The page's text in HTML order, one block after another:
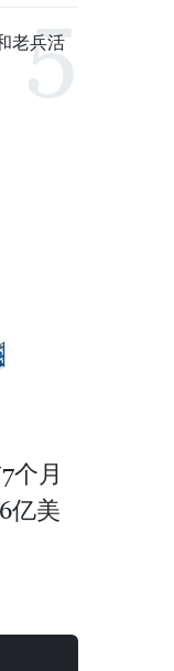
老兵活
个月
亿美